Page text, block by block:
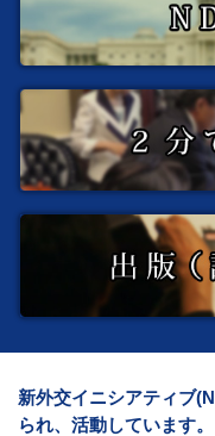
新外交イニシアティブ
られ、活動しています。